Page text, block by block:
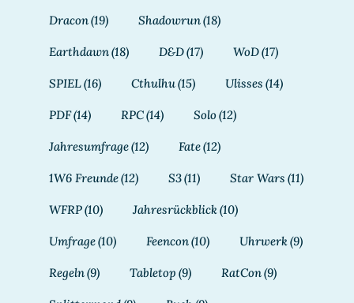
Dracon(19) Shadowrun(18)
Earthdawn(18) D&D(17) WoD(17)
SPIEL(16) Cthulhu(15) Ulisses (14)
PDF(14) RPC(14) Solo(12)
Jahresumfrage(12) Fate(12)
1W6 Freunde(12) S3(11) Star Wars (11)
WFRP(10) Jahresrückblick(10)
Umfrage(10) Feencon(10) Uhrwerk(9)
Regeln(9) Tabletop (9) RatCon(9)